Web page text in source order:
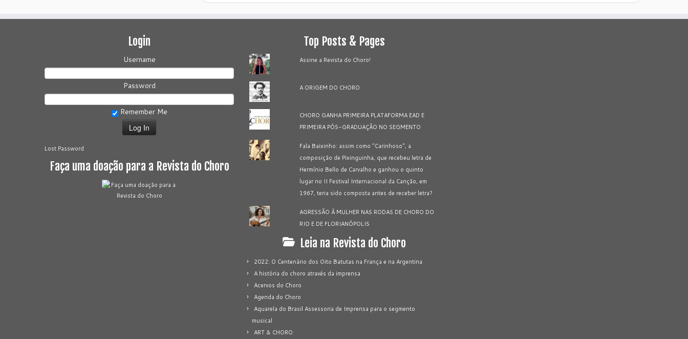
Login
Username
Password
Remember Me
Lost Password
Faça uma doação para a Revista do Choro
Top Posts & Pages
Assine a Revista do Choro!
A ORIGEM DO CHORO
CHORO GANHA PRIMEIRA PLATAFORMA EAD E
PRIMEIRA PÓS-GRADUAÇÃO NO SEGMENTO
Fala Baixinho: assim como "Carinhoso", a
composição de Pixinguinha, que recebeu letra de
Hermínio Bello de Carvalho e ganhou o quinto
lugar no II Festival Internacional da Canção, em
1967, teria sido composta antes de receber letra?
AGRESSÃO À MULHER NAS RODAS DE CHORO DO
RIO E DE FLORIANÓPOLIS
Leia na Revista do Choro
2022: O Centenário dos Oito Batutas na França e na Argentina
A história do choro através da imprensa
Acervos do Choro
Agenda do Choro
Aquarela do Brasil Assessoria de Imprensa para o segmento
musical
ART & CHORO